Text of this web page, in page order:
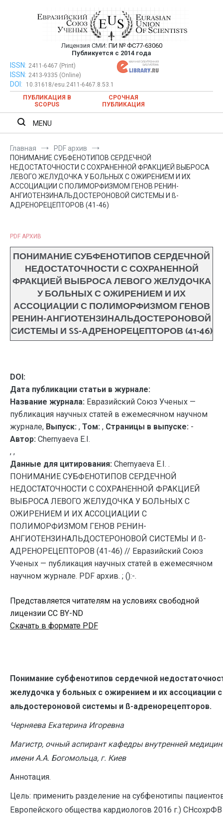
Евразийский Союз Ученых —
публикация научных статей в
ежемесячном научном журнале
Лицензия СМИ: ПИ № ФС77-63060
Публикуется с 2014 года
Евразийский Союз Ученых — публикация научных статей в
ежемесячном научном журнале
ISSN: 2411-6467 (Print)
ISSN: 2413-9335 (Online)
DOI:
10.31618/esu.2411-6467.8.53.1
ПУБЛИКАЦИЯ В
SCOPUS
СРОЧНАЯ
ПУБЛИКАЦИЯ
MENU
Главная
PDF архив
ПОНИМАНИЕ СУБФЕНОТИПОВ СЕРДЕЧНОЙ
НЕДОСТАТОЧНОСТИ С СОХРАНЕННОЙ ФРАКЦИЕЙ ВЫБРОСА
ЛЕВОГО ЖЕЛУДОЧКА У БОЛЬНЫХ С ОЖИРЕНИЕМ И ИХ
АССОЦИАЦИИ С ПОЛИМОРФИЗМОМ ГЕНОВ РЕНИН-
АНГИОТЕНЗИНАЛЬДОСТЕРОНОВОЙ СИСТЕМЫ И ß-
АДРЕНОРЕЦЕПТОРОВ (41-46)
PDF АРХИВ
ПОНИМАНИЕ СУБФЕНОТИПОВ СЕРДЕЧНОЙ
НЕДОСТАТОЧНОСТИ С СОХРАНЕННОЙ
ФРАКЦИЕЙ ВЫБРОСА ЛЕВОГО ЖЕЛУДОЧКА
У БОЛЬНЫХ С ОЖИРЕНИЕМ И ИХ
АССОЦИАЦИИ С ПОЛИМОРФИЗМОМ ГЕНОВ
РЕНИН-АНГИОТЕНЗИНАЛЬДОСТЕРОНОВОЙ
СИСТЕМЫ И SS-АДРЕНОРЕЦЕПТОРОВ (41-46)
DOI:
Дата публикации статьи в журнале:
Название журнала: Евразийский Союз Ученых —
публикация научных статей в ежемесячном научном
журнале, Выпуск: , Том: , Страницы в выпуске: -
Автор: Chernyaeva E.I.
, ,
Данные для цитирования: Chernyaeva E.I. .
ПОНИМАНИЕ СУБФЕНОТИПОВ СЕРДЕЧНОЙ
НЕДОСТАТОЧНОСТИ С СОХРАНЕННОЙ ФРАКЦИЕЙ
ВЫБРОСА ЛЕВОГО ЖЕЛУДОЧКА У БОЛЬНЫХ С
ОЖИРЕНИЕМ И ИХ АССОЦИАЦИИ С
ПОЛИМОРФИЗМОМ ГЕНОВ РЕНИН-
АНГИОТЕНЗИНАЛЬДОСТЕРОНОВОЙ СИСТЕМЫ И ß-
АДРЕНОРЕЦЕПТОРОВ (41-46) // Евразийский Союз
Ученых — публикация научных статей в ежемесячном
научном журнале. PDF архив. ; ():-.
Представляется читателям на условиях свободной
лицензии CC BY-ND
Скачать в формате PDF
Понимание субфенотипов сердечной
желудочка у больных с ожирением и их ассоциации
альдостероновой системы и ß-адренорецепторов.
Черняева Екатерина Игоревна
Магистр, очный аспирант кафедры внутренней
имени А.А. Богомольца, г. Киев
Аннотация.
Цель: применить разделение на субфенотипы
Европейского общества кардиологов 2016 г.)